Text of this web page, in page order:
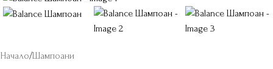
Начало/Шампоани